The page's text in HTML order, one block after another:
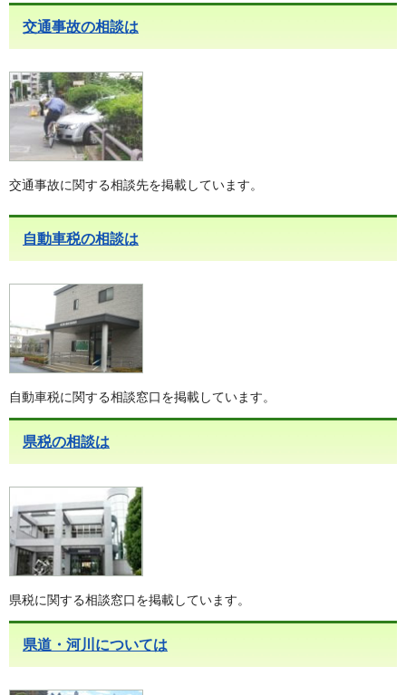
交通事故の相談は
交通事故に関する相談先を掲載しています。
自動車税の相談は
自動車税に関する相談窓口を掲載しています。
県税の相談は
県税に関する相談窓口を掲載しています。
県道・河川については